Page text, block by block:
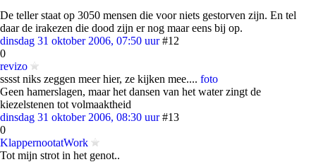
De teller staat op 3050 mensen die voor niets gestorven zijn. En tel
daar de irakezen die dood zijn er nog maar eens bij op.
dinsdag 31 oktober 2006, 07:50 uur #12
0
revizo
sssst niks zeggen meer hier, ze kijken mee.... foto
Geen hamerslagen, maar het dansen van het water zingt de
kiezelstenen tot volmaaktheid
dinsdag 31 oktober 2006, 08:30 uur #13
0
KlappernootatWork
Tot mijn strot in het genot..